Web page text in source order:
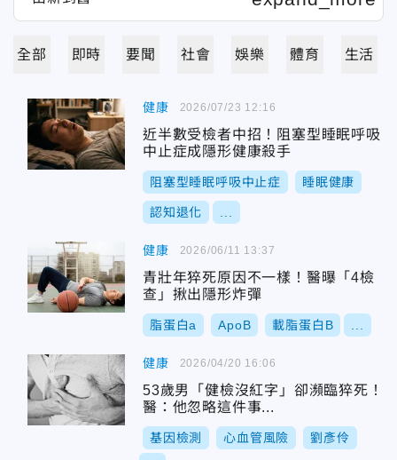
全部 即時 要聞 社會 娛樂 體育 生活
健康
近半數受檢者中招！阻塞型睡眠呼吸
中止症成隱形健康殺手
阻塞型睡眠呼吸中止症 睡眠健康
認知退化
2026/07/23 12:16
健康
青壯年猝死原因不一樣！醫曝「4檢
查」揪出隱形炸彈
脂蛋白a ApoB 載脂蛋白B
2026/06/11 13:37
健康
53歲男「健檢沒紅字」卻瀕臨猝死！
醫：他忽略這件事...
基因檢測 心血管風險 劉彥伶
2026/04/20 16:06